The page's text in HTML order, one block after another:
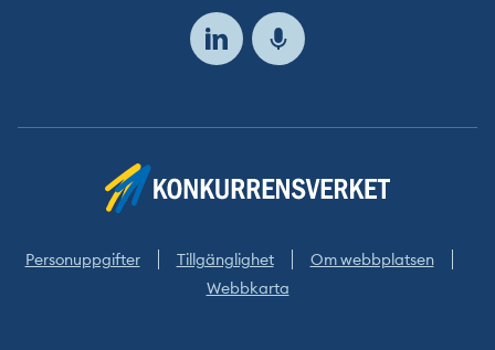
Följ
oss
Personuppgifter Tillgänglighet
Om webbplatsen
Webbkarta